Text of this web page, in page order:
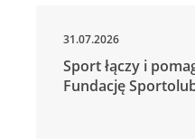
31.07.2026
Sport łączy i
Fundację